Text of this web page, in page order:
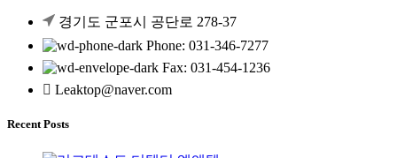
경기도 군포시 공단로 278-37
Phone: 031-346-7277
Fax: 031-454-1236
Leaktop@naver.com
Recent Posts